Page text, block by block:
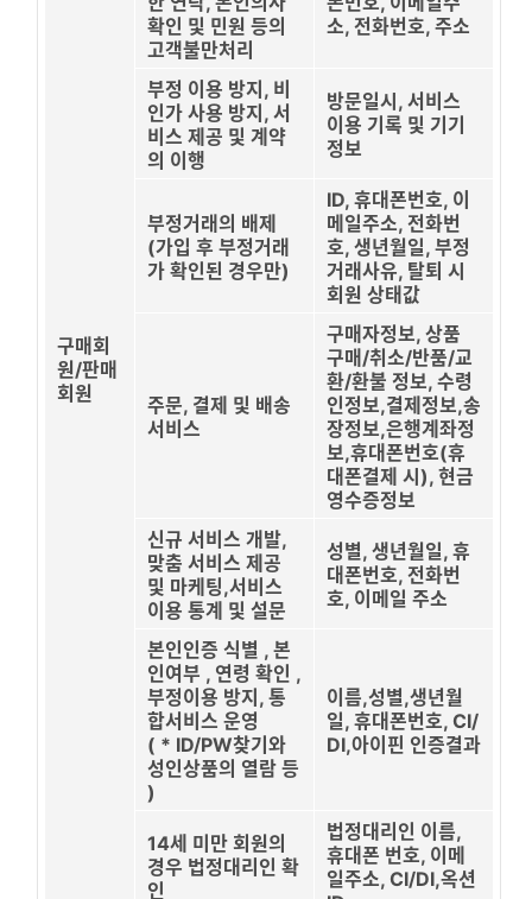
구매회
원/판매
회원
확인 및 민원 등의
고객불만처리
소, 전화번호, 주소
부정 이용 방지, 비
인가 사용 방지, 서
비스 제공 및 계약
의 이행
방문일시, 서비스
이용 기록 및 기기
정보
부정거래의 배제
(가입 후 부정거래
가 확인된 경우만)
ID, 휴대폰번호, 이
메일주소, 전화번
호, 생년월일, 부정
거래사유, 탈퇴 시
회원 상태값
주문, 결제 및 배송
서비스
구매자정보, 상품
구매/취소/반품/교
환/환불 정보, 수령
인정보,결제정보,송
장정보,은행계좌정
보,휴대폰번호(휴
대폰결제 시), 현금
영수증정보
신규 서비스 개발,
맞춤 서비스 제공
및 마케팅,서비스
이용 통계 및 설문
성별, 생년월일, 휴
대폰번호, 전화번
호, 이메일 주소
본인인증 식별 , 본
인여부 , 연령 확인 ,
부정이용 방지, 통
합서비스 운영
( * ID/PW찾기와
성인상품의 열람 등
)
이름,성별,생년월
일, 휴대폰번호, CI/
DI,아이핀 인증결과
14세 미만 회원의
경우 법정대리인 확
인
법정대리인 이름,
휴대폰 번호, 이메
일주소, CI/DI,옥션